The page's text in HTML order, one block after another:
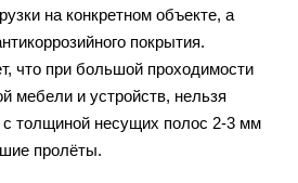
на конкретном объекте, а
покрытия.
что при большой проходимости
мебели и устройств, нельзя
с толщиной несущих полос 2-3 мм
пролёты.